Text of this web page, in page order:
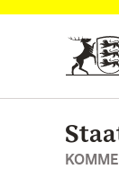
Zum